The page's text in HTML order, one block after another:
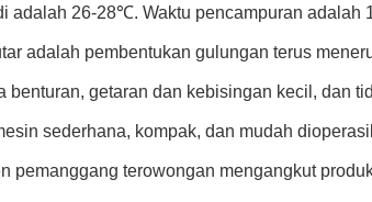
adalah 26-28℃. Waktu pencampuran adalah
adalah pembentukan gulungan terus
benturan, getaran dan kebisingan kecil, dan
sederhana, kompak, dan mudah
pemanggang terowongan mengangkut